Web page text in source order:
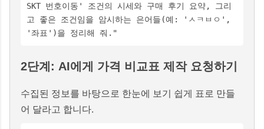
SKT 번호이동' 조건의 시세와 구매 후기 요약, 그리
고 좋은 조건임을 암시하는 은어들(예: 'ㅅㅋㅂㅇ',
'좌표')을 정리해 줘."
2단계: AI에게 가격 비교표 제작 요청하기
수집된 정보를 바탕으로 한눈에 보기 쉽게 표로 만들
어 달라고 합니다.